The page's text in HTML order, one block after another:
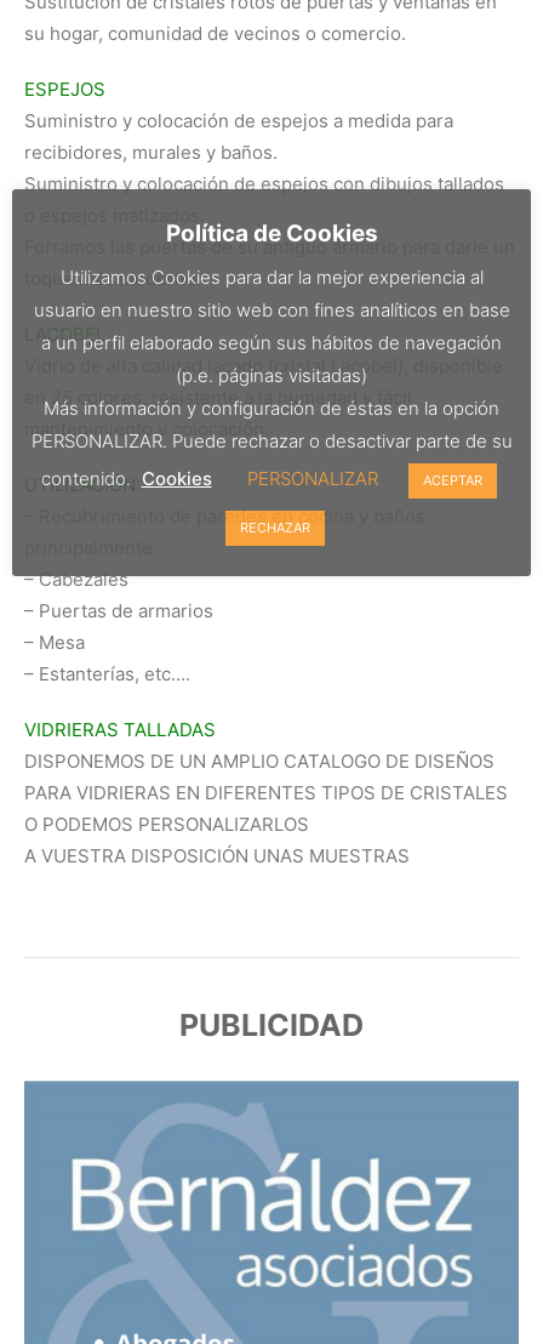
su hogar, comunidad de vecinos o comercio.
ESPEJOS
Suministro y colocación de espejos a medida para
recibidores, murales y baños.
Suministro y colocación de espejos con dibujos tallados
Forramos las puertas de su antiguo armario para darle un
toque más moderno.
LACOBEL
Vidrio de alta calidad lacado (cristal Lacobel), disponible
en 25 colores, resistente a la humedad y fácil
mantenimiento y colocación.
UTILIZACIÓN:
– Recubrimiento de paredes en cocina y baños
– Cabezales
– Puertas de armarios
– Mesa
– Estanterías, etc….
VIDRIERAS TALLADAS
DISPONEMOS DE UN AMPLIO CATALOGO DE DISEÑOS
PARA VIDRIERAS EN DIFERENTES TIPOS DE CRISTALES
O PODEMOS PERSONALIZARLOS
A VUESTRA DISPOSICIÓN UNAS MUESTRAS
PUBLICIDAD
Política de Cookies
Utilizamos Cookies para dar la mejor experiencia al
usuario en nuestro sitio web con fines analíticos en base
a un perfil elaborado según sus hábitos de navegación
(p.e. páginas visitadas)
Más información y configuración de éstas en la opción
PERSONALIZAR. Puede rechazar o desactivar parte de su
contenido. Cookies PERSONALIZAR ACEPTAR
RECHAZAR